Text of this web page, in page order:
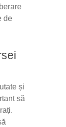
de
și
să